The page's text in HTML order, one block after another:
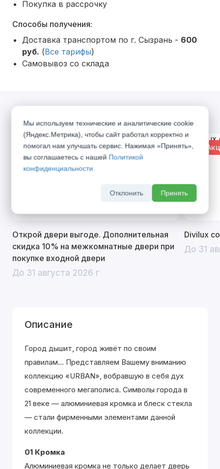
Покупка в рассрочку
Способы получения:
Доставка транспортом по г. Сызрань - 600
руб. (Все тарифы)
Самовывоз со склада
% Акция
Открой двери выгоде. Дополнительная
скидка 10% на межкомнатные двери при
покупке входной двери
До 31 августа 2026 г
%
Divilux
До 31
Описание
Город дышит, город живёт по своим
правилам... Представляем Вашему вниманию
коллекцию «URBAN», вобравшую в себя дух
современного мегаполиса. Символы города в
21 веке — алюминиевая кромка и блеск стекла
— стали фирменными элементами данной
коллекции.
01 Кромка
Алюминиевая кромка не только делает дверь
Мы используем технические и аналитические cookie
(Яндекс.Метрика), чтобы сайт работал корректно и
помогал нам улучшать сервис. Нажимая «Принять»,
вы соглашаетесь с нашей Политикой
конфиденциальности
Отклонить Принять